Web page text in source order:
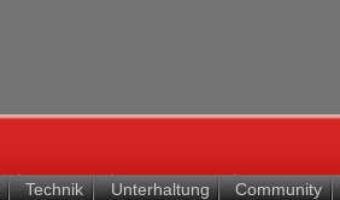
Technik Unterhaltung Community